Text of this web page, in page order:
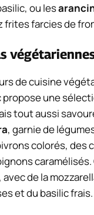
ou les
frites farcies de
de cuisine
propose une
tout aussi
, garnie de
colorés, des
caramélisés.
, avec de la
et du basilic frais.